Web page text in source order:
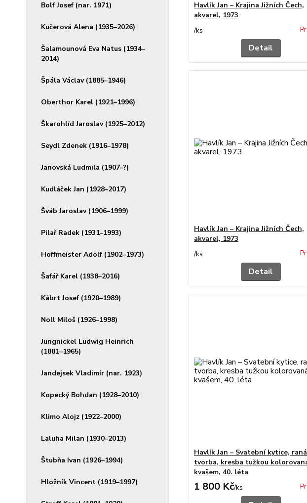
Bolf Josef (nar. 1971)
Kučerová Alena (1935–2026)
Šalamounová Eva Natus (1934–
2014)
Špála Václav (1885–1946)
Oberthor Karel (1921–1996)
Škarohlíd Jaroslav (1925–2012)
Seydl Zdenek (1916–1978)
Janovská Ludmila (1907–?)
Kudláček Jan (1928–2017)
Šváb Jaroslav (1906–1999)
Pilař Radek (1931–1993)
Hoffmeister Adolf (1902–1973)
Šafář Karel (1938–2016)
Kábrt Josef (1920–1989)
Noll Miloš (1926–1998)
Jungnickel Ludwig Heinrich
(1881–1965)
Jandejsek Vladimír (nar. 1923)
Kopecký Bohdan (1928–2010)
Klimo Alojz (1922–2000)
Laluha Milan (1930–2013)
Štubňa Ivan (1926–1994)
Hložník Vincent (1919–1997)
Havlík Jan – Krajina Jižních Čech,
akvarel, 1973
/ks
Detail
Havlík Jan – Krajina Jižních Čech,
akvarel, 1973
/ks
Detail
Havlík Jan – Svatební kytice, raná
tvorba, kresba tužkou
kvašem, 40. léta
1 800 Kč/ks